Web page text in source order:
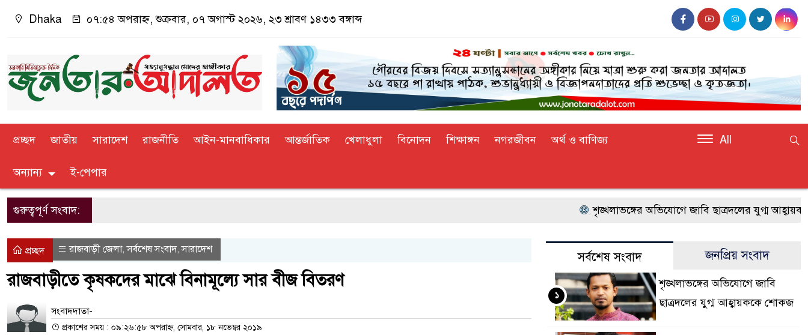
Dhaka ০৭:৫৪ অপরাহ্ন, শুক্রবার, ০৭ অগাস্ট ২০২৬, ২৩ শ্রাবণ ১৪৩৩ বঙ্গাব্দ
প্রচ্ছদ জাতীয় সারাদেশ রাজনীতি আইন-মানবাধিকার আন্তর্জাতিক খেলাধুলা বিনোদন শিক্ষাঙ্গন নগরজীবন অর্থ ও বাণিজ্য
অন্যান্য ই-পেপার
All
গুরুত্বপূর্ণ সংবাদ: শৃঙ্খলাভঙ্গের অভিযোগে জাবি ছাত্রদলের যুগ্ম আহ্বায়ককে
প্রচ্ছদ রাজবাড়ী জেলা,সর্বশেষ সংবাদ,সারাদেশ
রাজবাড়ীতে কৃষকদের মাঝে বিনামূল্যে সার বীজ বিতরণ
সংবাদদাতা-
প্রকাশের সময় : ০৯:২৬:৫৮ অপরাহ্ন, সোমবার, ১৮ নভেম্বর ২০১৯
সর্বশেষ সংবাদ জনপ্রিয় সংবাদ
শৃঙ্খলাভঙ্গের অভিযোগে জাবি
ছাত্রদলের যুগ্ম আহ্বায়ককে শোকজ
১